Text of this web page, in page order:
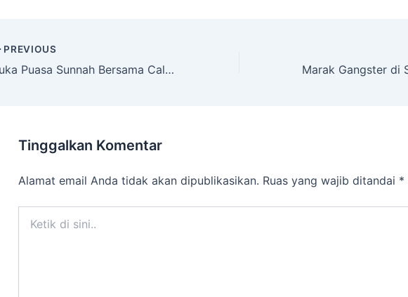
PREVIOUS
Buka Puasa Sunnah Bersama Calon IPM SMP Muhammadiyah
Tinggalkan Komentar
Alamat email Anda tidak akan dipublikasikan. Ruas yang wajib ditandai *